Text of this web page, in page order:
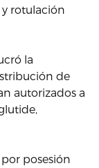
rotulación
la
de
autorizados a
posesión